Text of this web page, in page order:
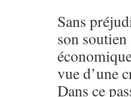
Sans
son
vue d’une
Dans ce